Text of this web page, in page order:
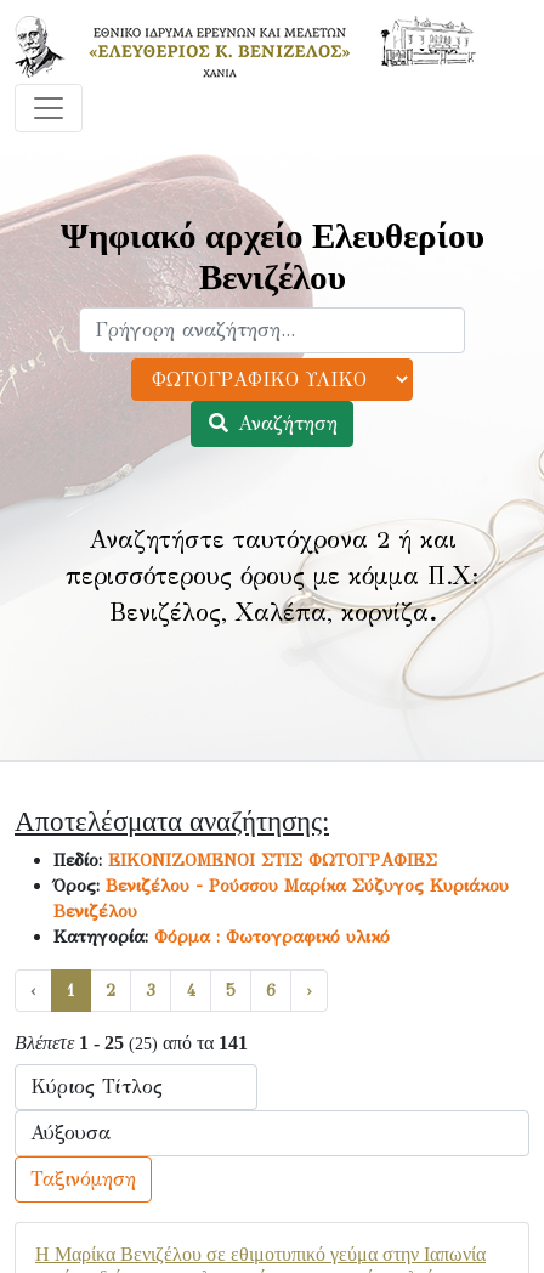
Ψηφιακό αρχείο Ελευθερίου
Βενιζέλου
Αναζήτηση
Αναζητήστε ταυτόχρονα 2 ή και
περισσότερους όρους με κόμμα Π.Χ:
Βενιζέλος, Χαλέπα, κορνίζα.
Αποτελέσματα αναζήτησης:
Πεδίο: ΕΙΚΟΝΙΖΟΜΕΝΟΙ ΣΤΙΣ ΦΩΤΟΓΡΑΦΙΕΣ
Όρος: Βενιζέλου - Ρούσσου Μαρίκα Σύζυγος Κυριάκου
Βενιζέλου
Κατηγορία: Φόρμα : Φωτογραφικό υλικό
‹ 1 2 3 4 5 6 ›
Βλέπετε 1 - 25 (25) από τα 141
Ταξινόμηση
Η Μαρίκα Βενιζέλου σε εθιμοτυπικό γεύμα στην Ιαπωνία